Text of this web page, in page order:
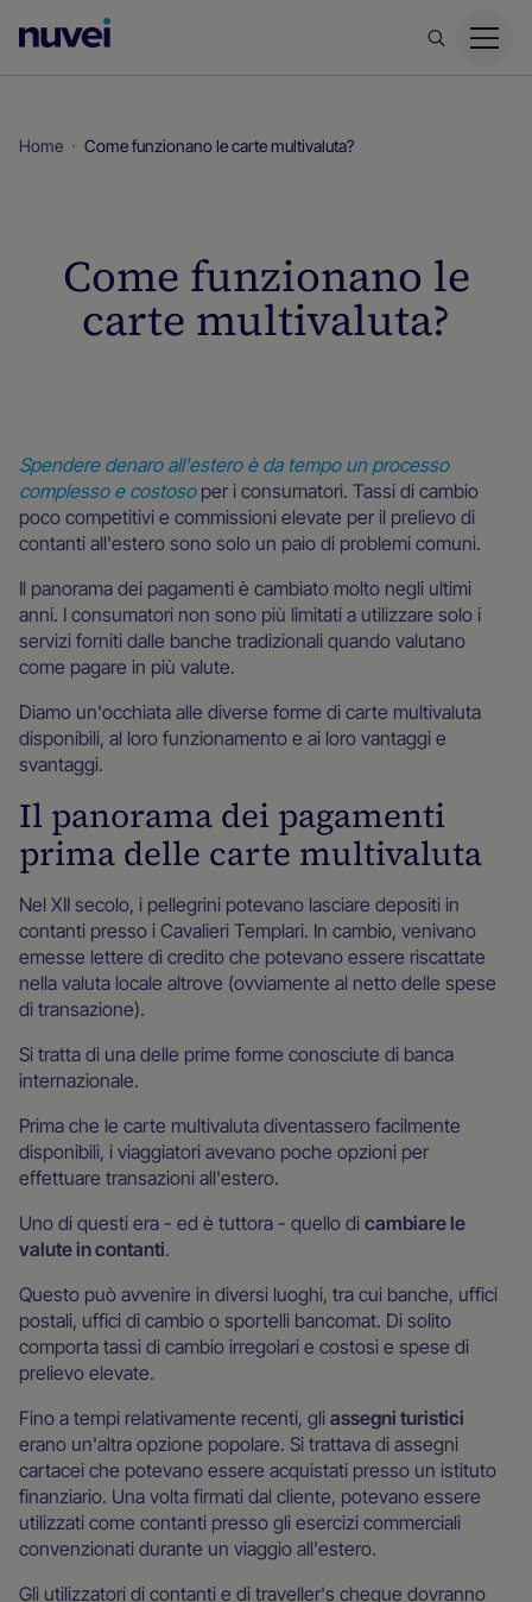
di
Home Come funzionano le carte multivaluta?
Come funzionano le
carte multivaluta?
Spendere denaro all'estero è da tempo un processo
complesso e costosoper i consumatori. Tassi di cambio
poco competitivi e commissioni elevate per il prelievo di
contanti all'estero sono solo un paio di problemi comuni.
Il panorama dei pagamenti è cambiato molto negli ultimi
anni. I consumatori non sono più limitati a utilizzare solo i
servizi forniti dalle banche tradizionali quando valutano
come pagare in più valute.
Diamo un'occhiata alle diverse forme di carte multivaluta
disponibili, al loro funzionamento e ai loro vantaggi e
svantaggi.
Il panorama dei pagamenti
prima delle carte multivaluta
Nel XII secolo, i pellegrini potevano lasciare depositi in
contanti presso i Cavalieri Templari. In cambio, venivano
emesse lettere di credito che potevano essere riscattate
nella valuta locale altrove (ovviamente al netto delle spese
di transazione).
Si tratta di una delle prime forme conosciute di banca
internazionale.
Prima che le carte multivaluta diventassero facilmente
disponibili, i viaggiatori avevano poche opzioni per
effettuare transazioni all'estero.
Uno di questi era - ed è tuttora - quello di cambiare le
valute in contanti.
Questo può avvenire in diversi luoghi, tra cui banche, uffici
postali, uffici di cambio o sportelli bancomat. Di solito
comporta tassi di cambio irregolari e costosi e spese di
prelievo elevate.
Fino a tempi relativamente recenti, gli assegni turistici
erano un'altra opzione popolare. Si trattava di assegni
cartacei che potevano essere acquistati presso un istituto
finanziario. Una volta firmati dal cliente, potevano essere
utilizzati come contanti presso gli esercizi commerciali
convenzionati durante un viaggio all'estero.
Gli utilizzatori di contanti e di traveller's cheque dovranno